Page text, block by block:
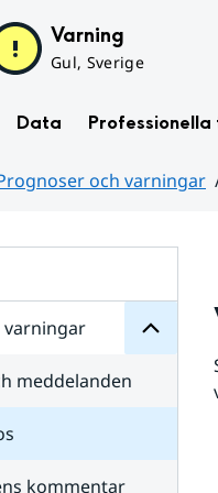
Varning
Gul, Sverige
Data
och varningar
varningar
för
varningar
meddelanden
kommentar